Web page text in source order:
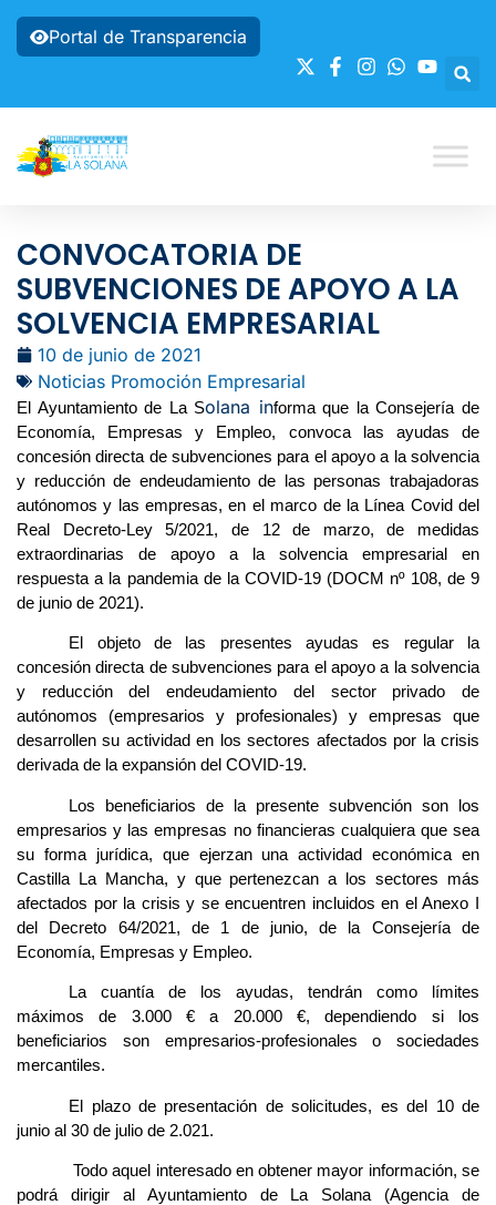
Portal de Transparencia
CONVOCATORIA DE
SUBVENCIONES DE APOYO A LA
SOLVENCIA EMPRESARIAL
10 de junio de 2021
Noticias Promoción Empresarial
El Ayuntamiento de La Solana informa que la Consejería de
Economía, Empresas y Empleo, convoca las ayudas de
concesión directa de subvenciones para el apoyo a la solvencia
y reducción de endeudamiento de las personas trabajadoras
autónomos y las empresas, en el marco de la Línea Covid del
Real Decreto-Ley 5/2021, de 12 de marzo, de medidas
extraordinarias de apoyo a la solvencia empresarial en
respuesta a la pandemia de la COVID-19 (DOCM nº 108, de 9
de junio de 2021).
El objeto de las presentes ayudas es regular la
concesión directa de subvenciones para el apoyo a la solvencia
y reducción del endeudamiento del sector privado de
autónomos (empresarios y profesionales) y empresas que
desarrollen su actividad en los sectores afectados por la crisis
derivada de la expansión del COVID-19.
Los beneficiarios de la presente subvención son los
empresarios y las empresas no financieras cualquiera que sea
su forma jurídica, que ejerzan una actividad económica en
Castilla La Mancha, y que pertenezcan a los sectores más
afectados por la crisis y se encuentren incluidos en el Anexo I
del Decreto 64/2021, de 1 de junio, de la Consejería de
Economía, Empresas y Empleo.
La cuantía de los ayudas, tendrán como límites
máximos de 3.000 € a 20.000 €, dependiendo si los
beneficiarios son empresarios-profesionales o sociedades
mercantiles.
El plazo de presentación de solicitudes, es del 10 de
junio al 30 de julio de 2.021.
Todo aquel interesado en obtener mayor información, se
podrá dirigir al Ayuntamiento de La Solana (Agencia de